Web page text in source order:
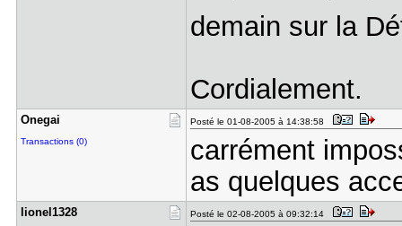
demain sur la
Cordialement.
Onegai
Transactions (0)
Posté le 01-08-2005 à 14:38:58
carrément
as quelques
lionel1328 Posté le 02-08-2005 à 09:32:14